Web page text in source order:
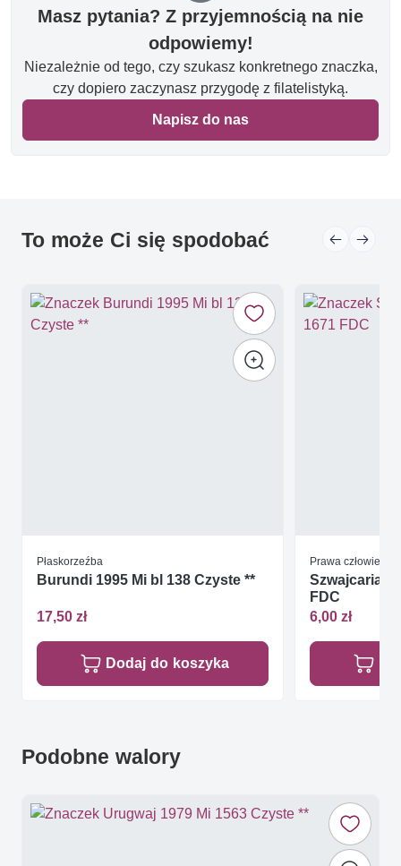
Masz pytania? Z przyjemnością na nie
odpowiemy!
Niezależnie od tego, czy szukasz konkretnego znaczka,
czy dopiero zaczynasz przygodę z filatelistyką.
Napisz do nas
To może Ci się spodobać
Płaskorzeźba
Burundi 1995 Mi bl 138 Czyste **
17,50 zł
Dodaj do koszyka
Prawa człowieka
Szwajcaria
FDC
6,00 zł
Podobne walory